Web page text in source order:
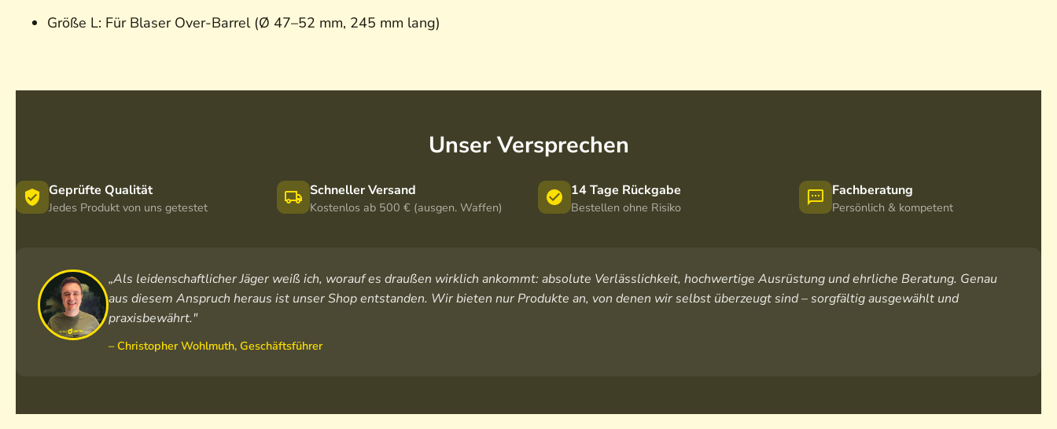
Größe L: Für Blaser Over-Barrel (Ø 47–52 mm, 245 mm lang)
Unser Versprechen
Geprüfte Qualität
Jedes Produkt von uns getestet
Schneller Versand
Kostenlos ab 500 € (ausgen. Waffen)
14 Tage Rückgabe
Bestellen ohne Risiko
Fachberatung
Persönlich & kompetent
„Als leidenschaftlicher Jäger weiß ich, worauf es draußen wirklich ankommt: absolute Verlässlichkeit, hochwertige Ausrüstung und ehrliche Beratung. Genau
aus diesem Anspruch heraus ist unser Shop entstanden. Wir bieten nur Produkte an, von denen wir selbst überzeugt sind – sorgfältig ausgewählt und
praxisbewährt."
– Christopher Wohlmuth, Geschäftsführer